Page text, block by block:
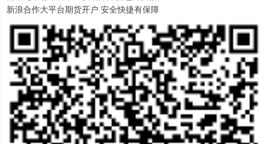
新浪合作大平台期货开户 安全快捷有保障